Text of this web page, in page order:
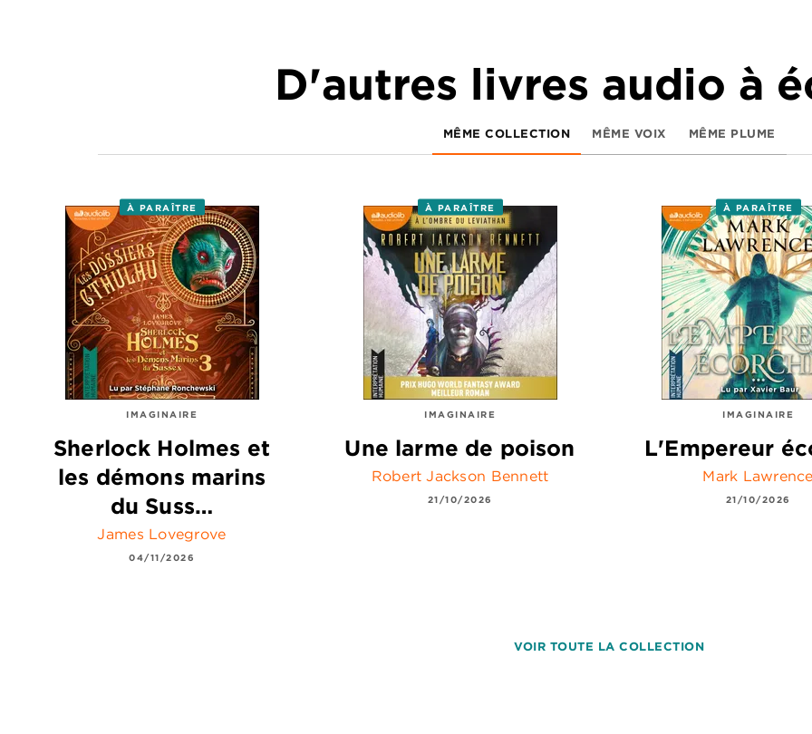
D'autres livres audio à
MÊME COLLECTION MÊME VOIX MÊME PLUME
À PARAÎTRE
IMAGINAIRE
Sherlock Holmes et
les démons marins
du Suss…
James Lovegrove
04/11/2026
À PARAÎTRE
IMAGINAIRE
Une larme de poison
Robert Jackson Bennett
21/10/2026
À PARAÎTRE
IMAGINAIRE
L'Empereur
Mark Lawrence
21/10/2026
VOIR TOUTE LA COLLECTION